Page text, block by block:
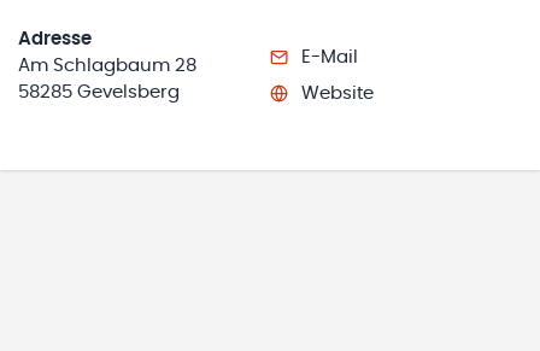
Adresse
Am Schlagbaum 28
58285 Gevelsberg
E-Mail
Website